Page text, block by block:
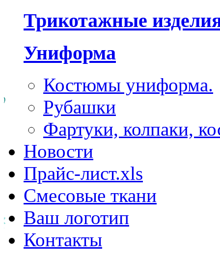
Трикотажные
Униформа
Костюмы униформа.
Рубашки
Фартуки, колпаки,
Новости
Прайс-лист.xls
Смесовые ткани
Ваш логотип
Контакты